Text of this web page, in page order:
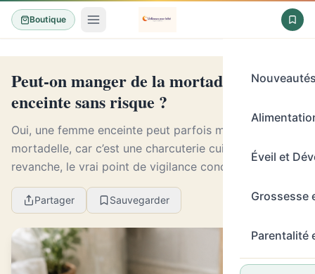
Boutique
Éveil et
Grossesse
Parentalité
Peut-on manger de la mortadelle
enceinte sans risque ?
Oui, une femme enceinte peut parfois manger de la
mortadelle, car c’est une charcuterie cuite. En
revanche, le vrai point de vigilance concerne surtout
la Listeria, la vente à la coupe, un paquet déjà...
Partager Sauvegarder